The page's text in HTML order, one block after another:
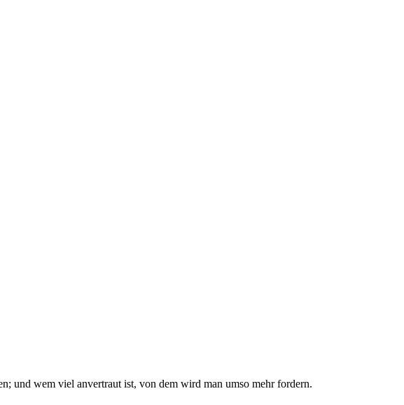
und wem viel anvertraut ist, von dem wird man umso mehr fordern.